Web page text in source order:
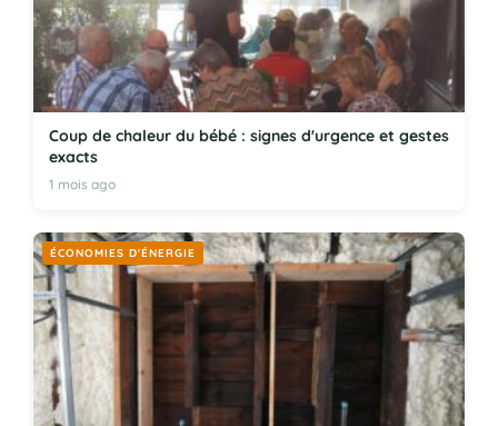
Coup de chaleur du bébé : signes d'urgence et gestes
exacts
1 mois ago
ÉCONOMIES D'ÉNERGIE